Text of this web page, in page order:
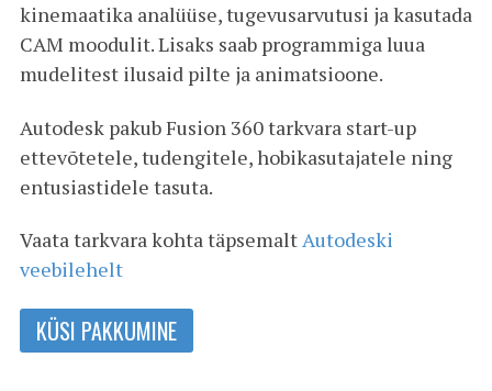
kinemaatika analüüse, tugevusarvutusi ja kasutada
CAM moodulit. Lisaks saab programmiga luua
mudelitest ilusaid pilte ja animatsioone.
Autodesk pakub Fusion 360 tarkvara start-up
ettevõtetele, tudengitele, hobikasutajatele ning
entusiastidele tasuta.
Vaata tarkvara kohta täpsemaltAutodeski
veebilehelt
KÜSI PAKKUMINE